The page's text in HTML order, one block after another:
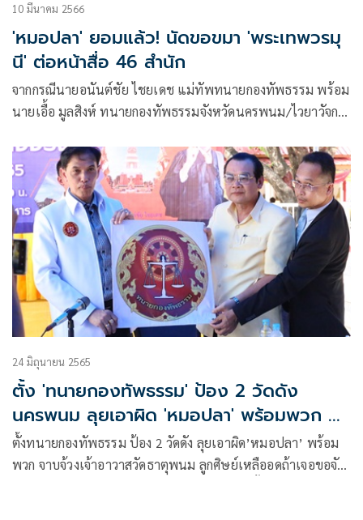
10 มีนาคม 2566
'หมอปลา' ยอมแล้ว! นัดขอขมา 'พระเทพวรมุ
นี' ต่อหน้าสื่อ 46 สำนัก
จากกรณีนายอนันต์ชัย ไชยเดช แม่ทัพทนายกองทัพธรรม พร้อม
นายเอื้อ มูลสิงห์ ทนายกองทัพธรรมจังหวัดนครพนม/ไวยาวัจกร
24 มิถุนายน 2565
ตั้ง 'ทนายกองทัพธรรม' ป้อง 2 วัดดัง
นครพนม ลุยเอาผิด 'หมอปลา' พร้อมพวก ลูก
ศิษย์ลั่นถ้าเจอขอจัดสักชุด
ตั้งทนายกองทัพธรรม ป้อง 2 วัดดัง ลุยเอาผิด’หมอปลา’ พร้อม
พวก จาบจ้วงเจ้าอาวาสวัดธาตุพนม ลูกศิษย์เหลืออดถ้าเจอขอจัด